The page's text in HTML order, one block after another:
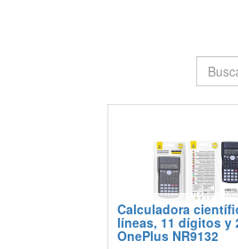
Calculadora
líneas, 11 dígitos y
OnePlus NR9132